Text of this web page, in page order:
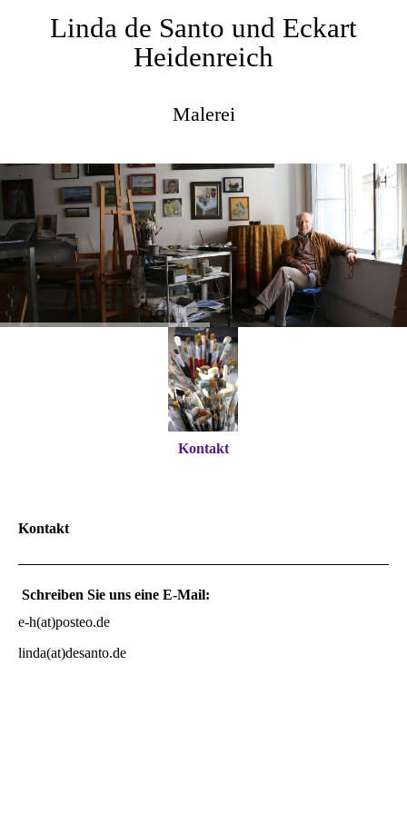
Linda de Santo und Eckart
Heidenreich
Malerei
Kontakt
Kontakt
Schreiben Sie uns eine E-Mail:
e-h(at)posteo.de
linda(at)desanto.de